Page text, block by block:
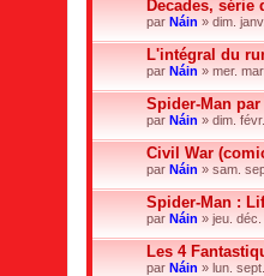
Decades, série
par Náin » dim.
L'intégral du
par Náin » mer.
Spider-Man
par Náin » dim.
Civil War
par Náin » sam.
Spider-Man :
par Náin » jeu.
Les 4
par Náin » lun.